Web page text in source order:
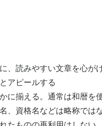
、読みやすい文章を心が
アピールする
に揃える。通常は和暦を
、資格名などは略称では